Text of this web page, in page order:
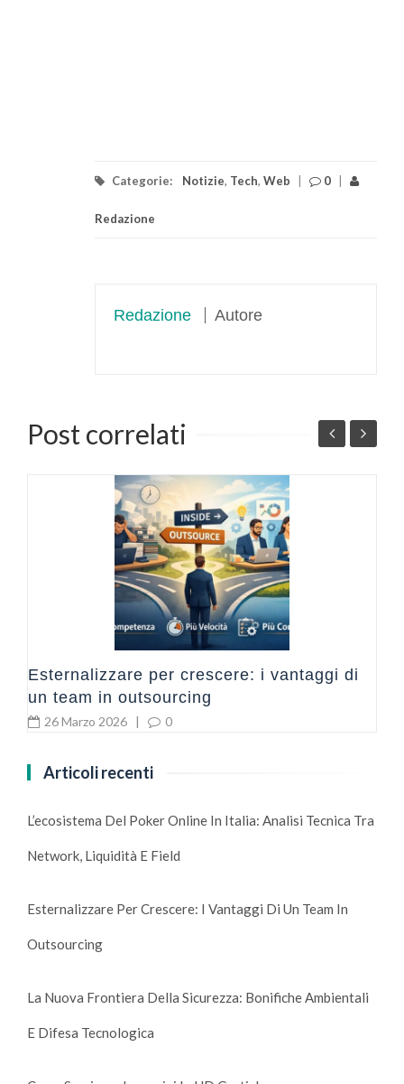
Categorie: Notizie, Tech, Web 0
Redazione
Redazione Autore
Post correlati
Esternalizzare per crescere: i vantaggi di
un team in outsourcing
26 Marzo 2026 | 0
Articoli recenti
L’ecosistema Del Poker Online In Italia: Analisi Tecnica Tra
Network, Liquidità E Field
Esternalizzare Per Crescere: I Vantaggi Di Un Team In
Outsourcing
La Nuova Frontiera Della Sicurezza: Bonifiche Ambientali
E Difesa Tecnologica